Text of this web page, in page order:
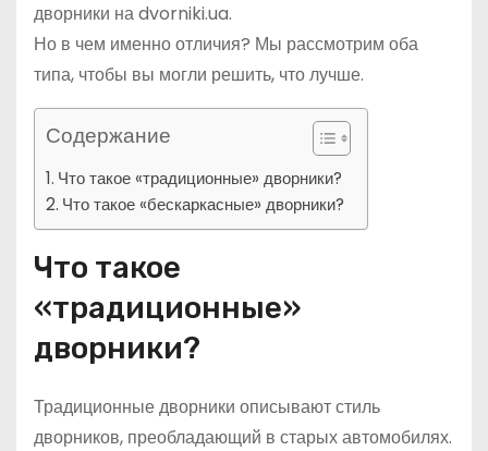
дворники на dvorniki.ua.
Но в чем именно отличия? Мы рассмотрим оба
типа, чтобы вы могли решить, что лучше.
Содержание
Что такое «традиционные» дворники?
Что такое «бескаркасные» дворники?
Что такое
«традиционные»
дворники?
Традиционные дворники описывают стиль
дворников, преобладающий в старых автомобилях.